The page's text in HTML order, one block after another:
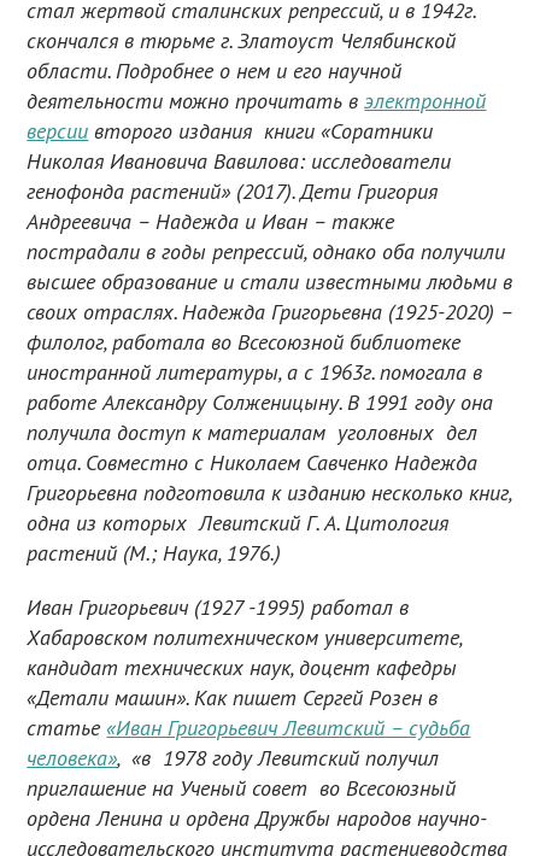
стал жертвой сталинских репрессий, и в 1942г.
скончался в тюрьме г. Златоуст Челябинской
области. Подробнее о нем и его научной
деятельности можно прочитать вэлектронной
версии второго издания книги «Соратники
Николая Ивановича Вавилова: исследователи
генофонда растений» (2017). Дети Григория
Андреевича – Надежда и Иван – также
пострадали в годы репрессий, однако оба получили
высшее образование и стали известными людьми в
своих отраслях. Надежда Григорьевна (1925-2020) –
филолог, работала во Всесоюзной библиотеке
иностранной литературы, а с 1963г. помогала в
работе Александру Солженицыну. В 1991 году она
получила доступ к материалам уголовных дел
отца. Совместно с Николаем Савченко Надежда
Григорьевна подготовила к изданию несколько книг,
одна из которых Левитский Г. А. Цитология
растений (М.; Наука, 1976.)
Иван Григорьевич (1927 -1995) работал в
Хабаровском политехническом университете,
кандидат технических наук, доцент кафедры
«Детали машин». Как пишет Сергей Розен в
статье«Иван Григорьевич Левитский – судьба
человека», «в 1978 году Левитский получил
приглашение на Ученый совет во Всесоюзный
ордена Ленина и ордена Дружбы народов научно-
исследовательского института растениеводства